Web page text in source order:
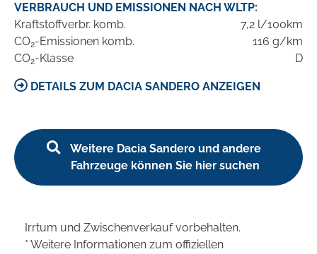
VERBRAUCH UND EMISSIONEN NACH WLTP:
Kraftstoffverbr. komb.
7,2 l/100km
CO2-Emissionen komb.
116 g/km
CO2-Klasse D
DETAILS ZUM DACIA SANDERO ANZEIGEN
Weitere Dacia Sandero und andere
Fahrzeuge können Sie hier suchen
Irrtum und Zwischenverkauf vorbehalten.
* Weitere Informationen zum offiziellen